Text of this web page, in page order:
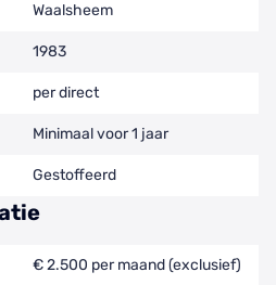
Waalsheem
1983
per direct
Minimaal voor 1 jaar
Gestoffeerd
€ 2.500 per maand (exclusief)